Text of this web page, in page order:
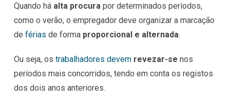
Quando há alta procura por determinados períodos,
como o verão, o empregador deve organizar a marcação
de férias de forma proporcional e alternada.
Ou seja, os trabalhadores devem revezar-se nos
períodos mais concorridos, tendo em conta os registos
dos dois anos anteriores.